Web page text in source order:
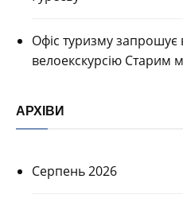
Офіс туризму запрошує
велоекскурсію Старим
АРХІВИ
Серпень 2026